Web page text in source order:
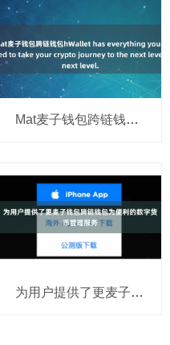
Mat麦子钱包跨链钱包hWallet has everything you need to take
为用户提供了更麦子钱包跨链钱包为便利的数字货币管理服务